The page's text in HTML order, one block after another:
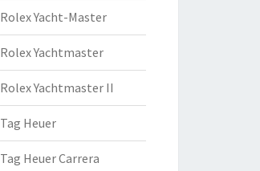
Rolex Yacht-Master
Rolex Yachtmaster
Rolex Yachtmaster II
Tag Heuer
Tag Heuer Carrera